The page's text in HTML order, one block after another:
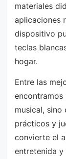
materiales
aplicaciones
dispositivo
teclas
hogar.
Entre las
encontramos
musical, sino
prácticos y
convierte el
entretenida y